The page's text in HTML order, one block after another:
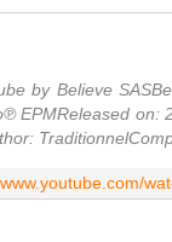
by Believe
EPMReleased on: